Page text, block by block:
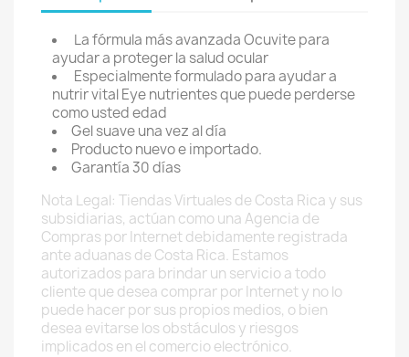
La fórmula más avanzada Ocuvite para
ayudar a proteger la salud ocular
Especialmente formulado para ayudar a
nutrir vital Eye nutrientes que puede perderse
como usted edad
Gel suave una vez al día
Producto nuevo e importado.
Garantía 30 días
Nota Legal: Tiendas Virtuales de Costa Rica y sus
subsidiarias, actúan como una Agencia de
Compras por Internet debidamente registrada
ante aduanas de Costa Rica. Estamos
autorizados para brindar un servicio a todo
cliente que desea comprar por Internet y no lo
puede hacer por sus propios medios, o bien
desea evitarse los obstáculos y riesgos
implicados en el comercio electrónico.